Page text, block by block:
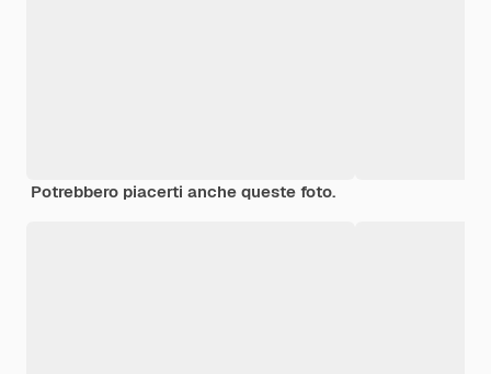
Potrebbero piacerti anche queste foto.